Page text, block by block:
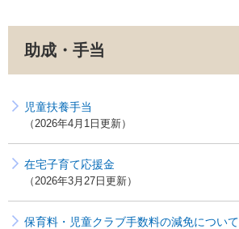
助成・手当
児童扶養手当
2026年4月1日更新
在宅子育て応援金
2026年3月27日更新
保育料・児童クラブ手数料の減免について